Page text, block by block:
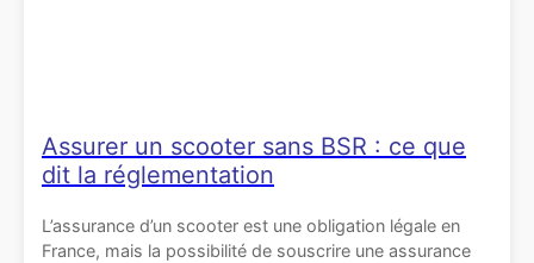
Assurer un scooter sans BSR : ce que
dit la réglementation
L’assurance d’un scooter est une obligation légale en
France, mais la possibilité de souscrire une assurance